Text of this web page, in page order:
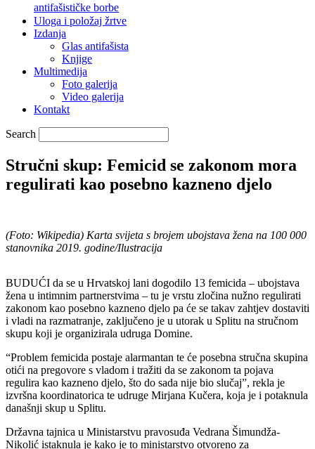
antifašističke borbe
Uloga i položaj žrtve
Izdanja
Glas antifašista
Knjige
Multimedija
Foto galerija
Video galerija
Kontakt
Search
Stručni skup: Femicid se zakonom mora
regulirati kao posebno kazneno djelo
(Foto: Wikipedia) Karta svijeta s brojem ubojstava žena na 100 000
stanovnika 2019. godine/Ilustracija
BUDUĆI da se u Hrvatskoj lani dogodilo 13 femicida – ubojstava
žena u intimnim partnerstvima – tu je vrstu zločina nužno regulirati
zakonom kao posebno kazneno djelo pa će se takav zahtjev dostaviti
i vladi na razmatranje, zaključeno je u utorak u Splitu na stručnom
skupu koji je organizirala udruga Domine.
“Problem femicida postaje alarmantan te će posebna stručna skupina
otići na pregovore s vladom i tražiti da se zakonom ta pojava
regulira kao kazneno djelo, što do sada nije bio slučaj”, rekla je
izvršna koordinatorica te udruge Mirjana Kučera, koja je i potaknula
današnji skup u Splitu.
Državna tajnica u Ministarstvu pravosuđa Vedrana Šimundža-
Nikolić istaknula je kako je to ministarstvo otvoreno za